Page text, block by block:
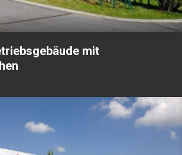
mit Verkaufsflächen
mit